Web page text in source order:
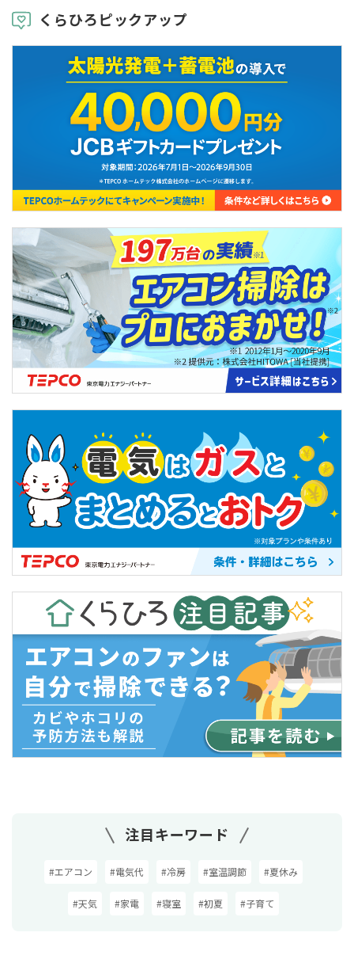
くらひろピックアップ
注目キーワード
#エアコン #電気代 #冷房 #室温調節 #夏休み
#天気 #家電 #寝室 #初夏 #子育て